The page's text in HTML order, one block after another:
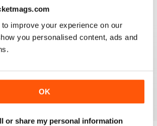
improve your experience on our
you personalised content, ads and
OK
or share my personal information
atoll in 300 integrated amp. Many tks